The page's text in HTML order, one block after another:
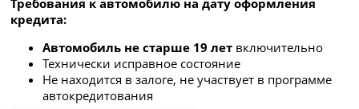
кредита:
Автомобиль не старше 19 лет включительно
Технически исправное состояние
Не находится в залоге, не участвует в программе
автокредитования